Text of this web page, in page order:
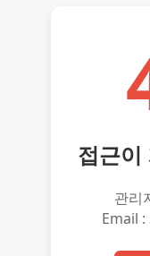
접근이
관리
Email